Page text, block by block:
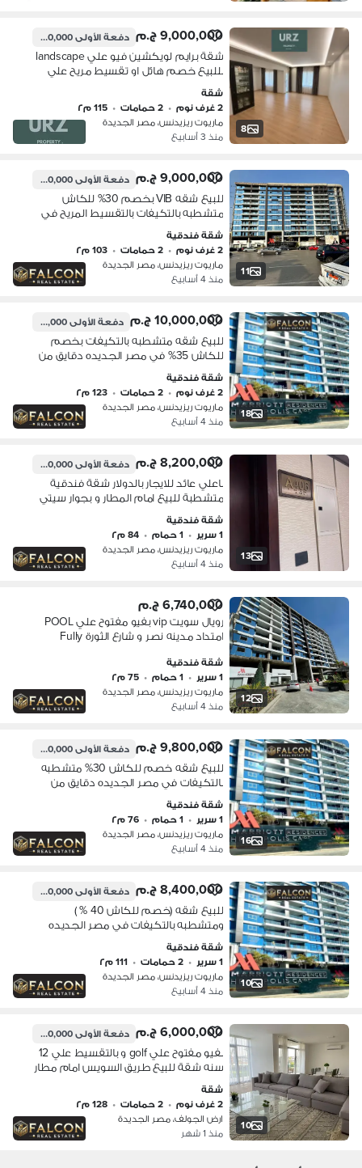
8
9,000,000 ج.م دفعة الأولى1,000,000 ج.م
شقة برايم لويكشين فيو علي landscape
بللبيع خصم هائل او تقسيط مريح علي
طريق السويس مباشرة وامام المطار
بالقرب من مدينة نصر وشيراتون ومصر
الجديدة
شقة
2 غرف نوم
• 2 حمامات • 115 م٢
ماريوت ريزيدنس، مصر الجديدة
منذ 3 أسابيع
11
9,000,000 ج.م دفعة الأولى1,200,000 ج.م
للبيع شقه VIB بخصم 30% للكاش
متشطبه بالتكيفات بالتقسيط المريح في
مصر الجديده دقايق من مدينه نصر تحت
اداره فندق الماريوت
شقة فندقية
2 غرف نوم
• 2 حمامات • 103 م٢
ماريوت ريزيدنس، مصر الجديدة
منذ 4 أسابيع
18
10,000,000 ج.م دفعة الأولى1,600,000 ج.م
للبيع شقه متشطبه بالتكيفات بخصم
للكاش 35% في مصر الجديده دقايق من
مدينه نصر تحت ادراه الماريوت MARROIT
شقة فندقية
2 غرف نوم
• 2 حمامات • 123 م٢
ماريوت ريزيدنس، مصر الجديدة
منذ 4 أسابيع
13
8,200,000 ج.م دفعة الأولى1,170,000 ج.م
باعلي عائد للايجار بالدولار شقة فندقية
متشطبة للبيع امام المطار و بجوار سيتي
سنتر الماظة شيراتون و بالقرب من مدينة
نصر و دقائق من التجمع الخامس
شقة فندقية
1 سرير
• 1 حمام • 84 م٢
ماريوت ريزيدنس، مصر الجديدة
منذ 4 أسابيع
12
6,740,000 ج.م
رويال سويت vip بفيو مفتوح علي POOL
امتداد مدينه نصر و شارع الثورة Fully
شقة فندقية
1 سرير
• 1 حمام • 75 م٢
ماريوت ريزيدنس، مصر الجديدة
منذ 4 أسابيع
16
9,800,000 ج.م دفعة الأولى1,400,000 ج.م
للبيع شقه خصم للكاش 30% متشطبه
بالتكيفات في مصر الجديده دقايق من
مدينه نصر علي طريق السويس باداره
فندق الماريوت Marroit
شقة فندقية
1 سرير
• 1 حمام • 76 م٢
ماريوت ريزيدنس، مصر الجديدة
منذ 4 أسابيع
10
8,400,000 ج.م دفعة الأولى1,400,000 ج.م
للبيع شقه (خصم للكاش 40 % )
ومتشطبه بالتكيفات في مصر الجديده
دقايق من مدينه نصر تحت ادار فندق
الماريوت
شقة فندقية
1 سرير
• 2 حمامات • 111 م٢
ماريوت ريزيدنس، مصر الجديدة
منذ 4 أسابيع
10
6,000,000 ج.م دفعة الأولى600,000 ج.م
بفيو مفتوح علي golf و بالتقسيط علي 12
سنه شقة للبيع طريق السويس امام مطار
القاهرة و كيمبنسكي و بالقرب من مدينة
نصر و التجمع الخامس و اكاديمية شرطه
شقة
2 غرف نوم
• 2 حمامات • 128 م٢
ارض الجولف، مصر الجديدة
منذ 1 شهر